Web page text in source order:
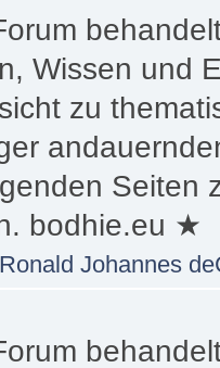
Wissen und
zu
Seiten
bodhie.eu ★